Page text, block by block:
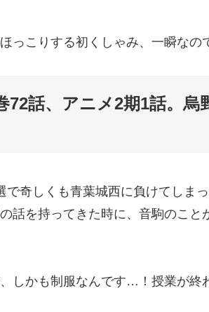
っこりする初くしゃみ、一瞬なの
72話、アニメ2期1話。烏
奇しくも青葉城西に負けてしま
話を持ってきた時に、音駒のこと
しかも制服なんです…！授業が終